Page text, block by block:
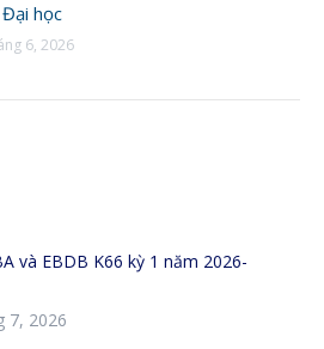
học
6, 2026
và EBDB K66 kỳ 1 năm 2026-
7, 2026